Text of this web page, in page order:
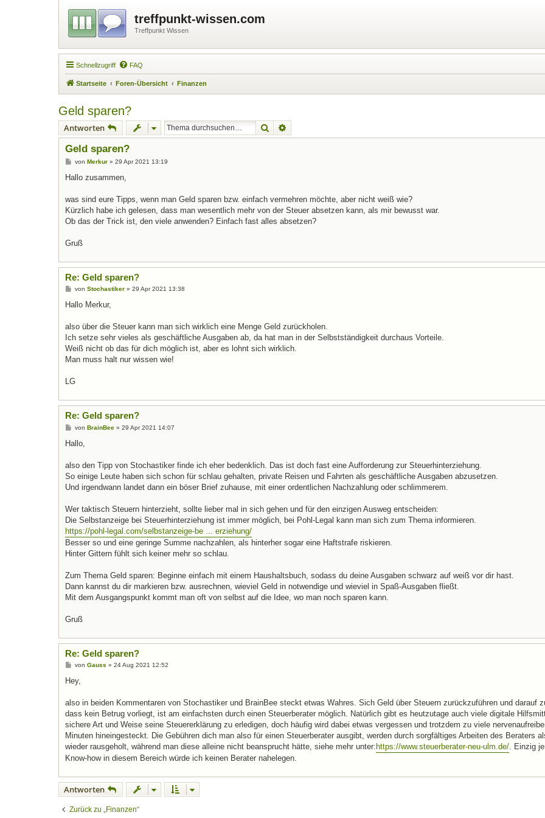
treffpunkt-wissen.com
Treffpunkt Wissen
Schnellzugriff FAQ
Startseite Foren-Übersicht Finanzen
Geld sparen?
Antworten Suche
Geld sparen?
B
i
a
von Merkur» 29 Apr 2021 13:19
Hallo zusammen,
was sind eure Tipps, wenn man Geld sparen bzw. einfach vermehren möchte, aber nicht weiß wie?
Kürzlich habe ich gelesen, dass man wesentlich mehr von der Steuer absetzen kann, als mir bewusst war.
Ob das der Trick ist, den viele anwenden? Einfach fast alles absetzen?
Gruß
Re: Geld sparen?
B
i
a
von Stochastiker» 29 Apr 2021 13:38
Hallo Merkur,
also über die Steuer kann man sich wirklich eine Menge Geld zurückholen.
Ich setze sehr vieles als geschäftliche Ausgaben ab, da hat man in der Selbstständigkeit durchaus Vorteile.
Weiß nicht ob das für dich möglich ist, aber es lohnt sich wirklich.
Man muss halt nur wissen wie!
LG
Re: Geld sparen?
B
i
a
von BrainBee» 29 Apr 2021 14:07
Hallo,
also den Tipp von Stochastiker finde ich eher bedenklich. Das ist doch fast eine Aufforderung zur Steuerhinterziehung.
So einige Leute haben sich schon für schlau gehalten, private Reisen und Fahrten als geschäftliche Ausgaben abzusetzen.
Und irgendwann landet dann ein böser Brief zuhause, mit einer ordentlichen Nachzahlung oder schlimmerem.
Wer taktisch Steuern hinterzieht, sollte lieber mal in sich gehen und für den einzigen Ausweg entscheiden:
Die Selbstanzeige bei Steuerhinterziehung ist immer möglich, bei Pohl-Legal kann man sich zum Thema informieren.
https://pohl-legal.com/selbstanzeige-be ... erziehung/
Besser so und eine geringe Summe nachzahlen, als hinterher sogar eine Haftstrafe riskieren.
Hinter Gittern fühlt sich keiner mehr so schlau.
Zum Thema Geld sparen: Beginne einfach mit einem Haushaltsbuch, sodass du deine Ausgaben schwarz auf weiß vor dir hast.
Dann kannst du dir markieren bzw. ausrechnen, wieviel Geld in notwendige und wieviel in Spaß-Ausgaben fließt.
Mit dem Ausgangspunkt kommt man oft von selbst auf die Idee, wo man noch sparen kann.
Gruß
Re: Geld sparen?
B
i
a
von Gauss » 24 Aug 2021 12:52
Hey,
also in beiden Kommentaren von Stochastiker und BrainBee steckt etwas Wahres. Sich Geld über Steuern zurückzuführen und darauf
dass kein Betrug vorliegt, ist am einfachsten durch einen Steuerberater möglich. Natürlich gibt es heutzutage auch viele digitale
sichere Art und Weise seine Steuererklärung zu erledigen, doch häufig wird dabei etwas vergessen und trotzdem zu viele
Minuten hineingesteckt. Die Gebühren dich man also für einen Steuerberater ausgibt, werden durch sorgfältiges Arbeiten des Beraters
wieder rausgeholt, während man diese alleine nicht beansprucht hätte, siehe mehr unter: https://www.steuerberater-neu-ulm.de/. Einzig
Know-how in diesem Bereich würde ich keinen Berater nahelegen.
Antworten
Zurück zu „Finanzen“